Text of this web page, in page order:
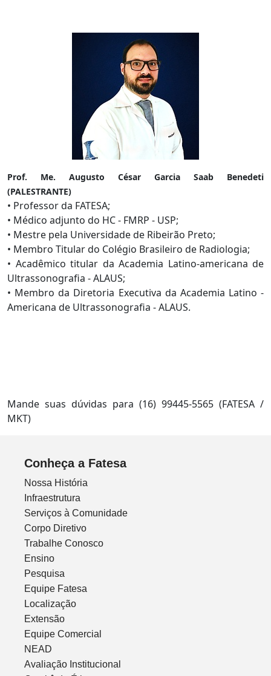
Prof. Me. Augusto César Garcia Saab Benedeti
(PALESTRANTE)
• Professor da FATESA;
• Médico adjunto do HC - FMRP - USP;
• Mestre pela Universidade de Ribeirão Preto;
• Membro Titular do Colégio Brasileiro de Radiologia;
• Acadêmico titular da Academia Latino-americana de
Ultrassonografia - ALAUS;
• Membro da Diretoria Executiva da Academia Latino -
Americana de Ultrassonografia - ALAUS.
Mande suas dúvidas para (16) 99445-5565 (FATESA /
MKT)
Conheça a Fatesa
Nossa História
Infraestrutura
Serviços à Comunidade
Corpo Diretivo
Trabalhe Conosco
Ensino
Pesquisa
Equipe Fatesa
Localização
Extensão
Equipe Comercial
NEAD
Avaliação Institucional